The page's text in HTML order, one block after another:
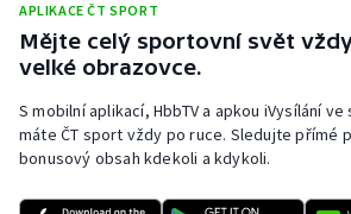
APLIKACE ČT SPORT
Mějte celý sportovní svět
velké obrazovce.
S mobilní aplikací, HbbTV a apkou iVysílání
máte ČT sport vždy po ruce. Sledujte přímé
bonusový obsah kdekoli a kdykoli.